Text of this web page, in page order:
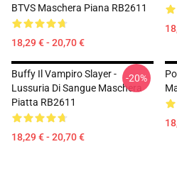
BTVS Maschera Piana RB2611
18,29 € - 20,70 €
Buffy Il Vampiro Slayer -
Lussuria Di Sangue Maschera
Piatta RB2611
18,29 € - 20,70 €
-20%